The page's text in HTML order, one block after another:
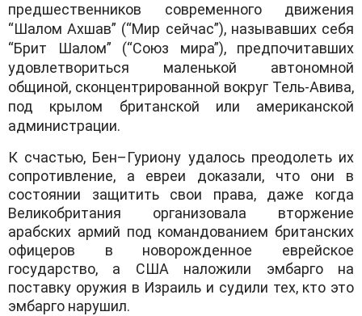
предшественников современного движения
“Шалом Ахшав” (“Мир сейчас”), называвших себя
“Брит Шалом” (“Союз мира”), предпочитавших
удовлетвориться маленькой автономной
общиной, сконцентрированной вокруг Тель-Авива,
под крылом британской или американской
администрации.
К счастью, Бен–Гуриону удалось преодолеть их
сопротивление, а евреи доказали, что они в
состоянии защитить свои права, даже когда
Великобритания организовала вторжение
арабских армий под командованием британских
офицеров в новорожденное еврейское
государство, а США наложили эмбарго на
поставку оружия в Израиль и судили тех, кто это
эмбарго нарушил.